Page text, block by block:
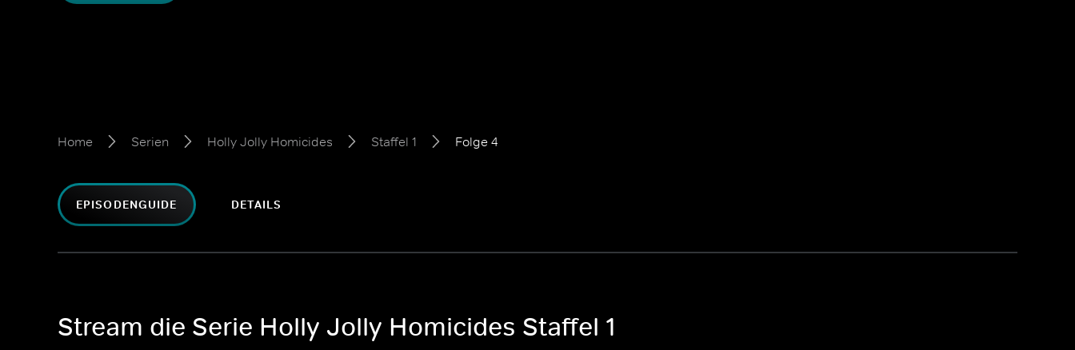
Home Serien Holly Jolly Homicides Staffel 1 Folge 4
EPISODENGUIDE DETAILS
Stream die Serie Holly Jolly Homicides Staffel 1